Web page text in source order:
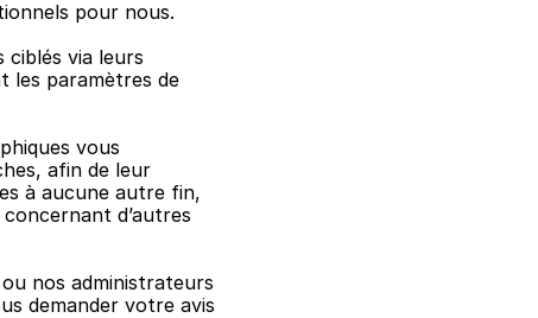
pour nous.
via leurs
les paramètres de
vous
afin de leur
à aucune autre fin,
d’autres
nos administrateurs
demander votre avis